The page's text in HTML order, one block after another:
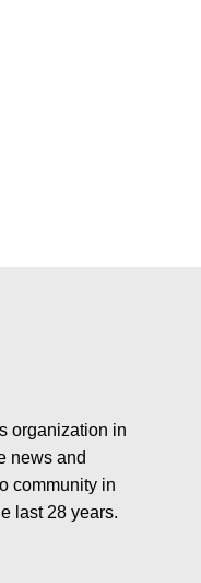
organization in
news and
community in
last 28 years.